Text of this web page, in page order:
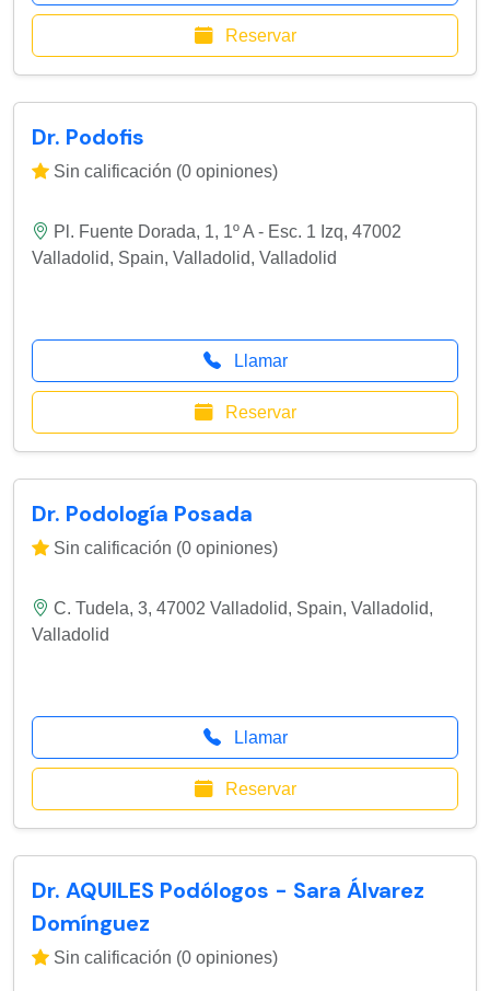
Reservar
Dr. Podofis
Sin calificación (0 opiniones)
Pl. Fuente Dorada, 1, 1º A - Esc. 1 Izq, 47002
Valladolid, Spain, Valladolid, Valladolid
Llamar
Reservar
Dr. Podología Posada
Sin calificación (0 opiniones)
C. Tudela, 3, 47002 Valladolid, Spain, Valladolid,
Valladolid
Llamar
Reservar
Dr. AQUILES Podólogos - Sara Álvarez
Domínguez
Sin calificación (0 opiniones)